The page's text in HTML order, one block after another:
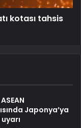
kotası tahsis
Japonya’ya